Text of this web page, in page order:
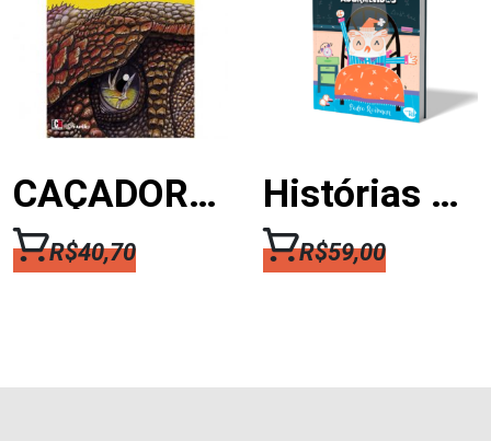
CAÇADORES DE FÓSSEIS
R$40,70
Histórias Para Despertar Matemáticos (as) Adormecidos (as)
R$59,00